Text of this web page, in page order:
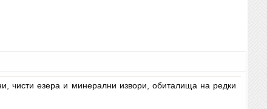
чисти езера и минерални извори, обиталища на редки